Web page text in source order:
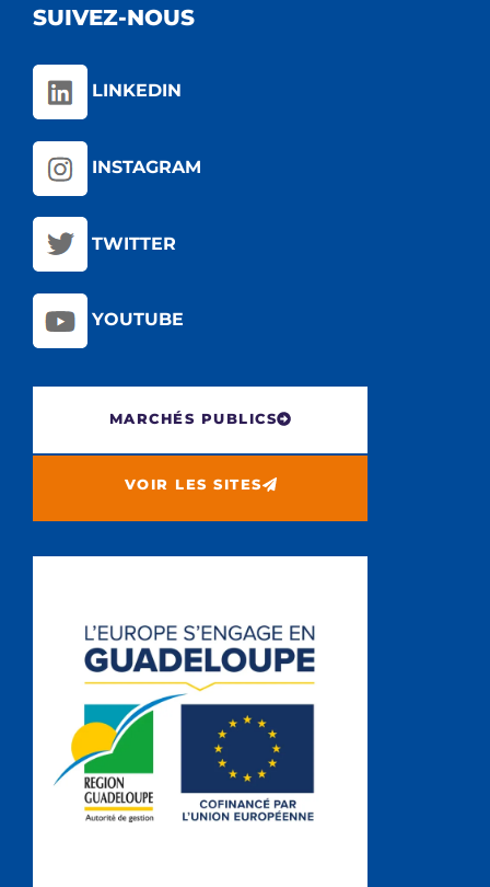
SUIVEZ-NOUS
LINKEDIN
INSTAGRAM
TWITTER
YOUTUBE
MARCHÉS PUBLICS
VOIR LES SITES